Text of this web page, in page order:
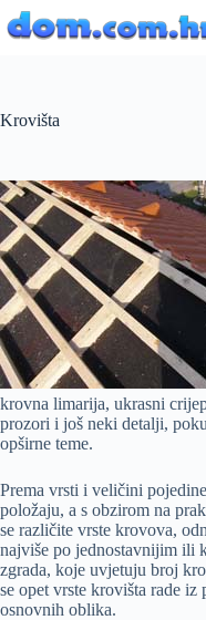
Preskoči
na
Krovišta
krovna limarija, ukrasni
prozori i još neki detalji,
opširne teme.
Prema vrsti i veličini
položaju, a s obzirom na
se različite vrste krovova,
najviše po jednostavnijim ili
zgrada, koje uvjetuju broj
se opet vrste krovišta rade
osnovnih oblika.